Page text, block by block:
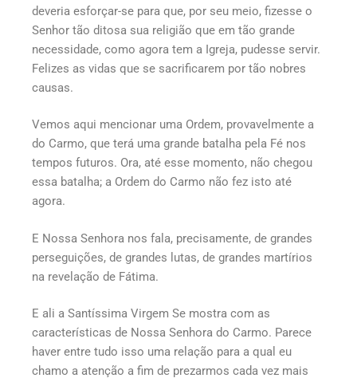
deveria esforçar-se para que, por seu meio, fizesse o
Senhor tão ditosa sua religião que em tão grande
necessidade, como agora tem a Igreja, pudesse servir.
Felizes as vidas que se sacrificarem por tão nobres
causas.
Vemos aqui mencionar uma Ordem, provavelmente a
do Carmo, que terá uma grande batalha pela Fé nos
tempos futuros. Ora, até esse momento, não chegou
essa batalha; a Ordem do Carmo não fez isto até
agora.
E Nossa Senhora nos fala, precisamente, de grandes
perseguições, de grandes lutas, de grandes martírios
na revelação de Fátima.
E ali a Santíssima Virgem Se mostra com as
características de Nossa Senhora do Carmo. Parece
haver entre tudo isso uma relação para a qual eu
chamo a atenção a fim de prezarmos cada vez mais